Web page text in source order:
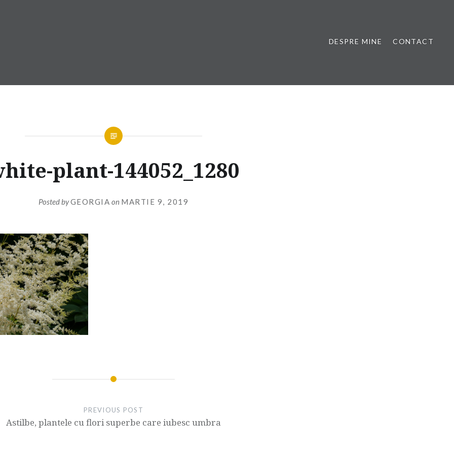
DESPRE MINE CONTACT
plant-144052_1280
Posted byGEORGIA on MARTIE 9, 2019
PREVIOUS POST
Astilbe, plantele cu flori superbe care iubesc umbra